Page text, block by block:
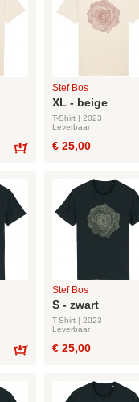
Stef Bos
XL - beige
T-Shirt | 2023
Leverbaar
€ 25,00
Stef Bos
S - zwart
T-Shirt | 2023
Leverbaar
€ 25,00